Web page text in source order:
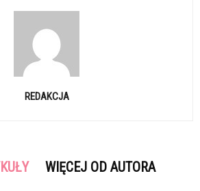
REDAKCJA
WIĘCEJ OD AUTORA